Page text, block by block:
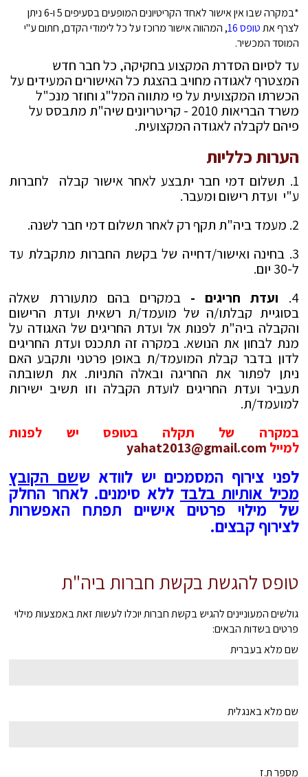
*במקרה שבו אין אישור לאחד הקריטיונים המופעים בסעיפים 5 ו-6 ניתן
לצרף אתטופס 16
, המהווה אישור מרוכז על כל לימודי הקדם, חתום ע"י
המוסד המכשיר.
עד לסיום הסדרת המקצוע בחקיקה, כל חבר חדש
המצטרף לאגודה מחויב בהצגת כל האישורים המעידים על
הכשרתו המקצועית על פי מתווה המל"ג וחוזר מנכ"ל
משרד הבריאות 2010 - קריטריונים שיה"ת מתבסס על
פיהם לקבלה לאגודה המקצועית.
הערות כלליות
1. תשלום דמי חבר יתבצע לאחר אישור קבלה לחברות
ע"י ועדת רישום ומעבר.
2. מעמד ביה"ת תקף רק לאחר תשלום דמי חבר לשנה.
3. בחינה ואישור/דחייה של בקשת החברות מתקבלת עד
ל-30 יום.
4.
ועדת חריגים -במקרים בהם מתעוררת שאלה
בסוגיית קבלתו/ה של מועמד/ת רשאית ועדת הרישום
והקבלה ביה"ת לפנות אל ועדת החריגים של האגודה על
מנת לבחון את הנושא. במקרה זה תתכנס ועדת החריגים
לדון בדבר קבלת המועמד/ת באופן פרטני ותקבע האם
ניתן לפתור את החריגה ובאלה התניות. את תשובתה
תעביר ועדת החריגים לועדת הקבלה וזו תשיב ישירות
למועמד/ת.
במקרה של תקלה בטופס יש לפנות
למייל yahat2013@gmail.com
לפני צירוף המסמכים יש לוודא ששם הקובץ
מכיל אותיות בלבד ללא סימנים. לאחר החלק
של מילוי פרטים אישיים תפתח האפשרות
לצירוף קבצים.